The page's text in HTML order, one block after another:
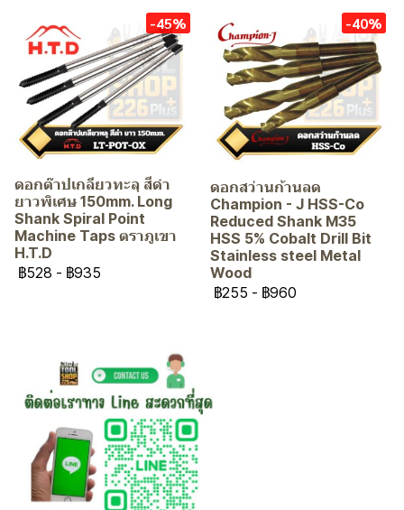
-45%
ดอกต๊าปเกลียวทะลุ สีดำ
ยาวพิเศษ 150mm. Long
Shank Spiral Point
Machine Taps ตราภูเขา
H.T.D
฿528 - ฿935
-40%
ดอกสว่านก้านลด
Champion - J HSS-Co
Reduced Shank M35
HSS 5% Cobalt Drill Bit
Stainless steel Metal
Wood
฿255 - ฿960